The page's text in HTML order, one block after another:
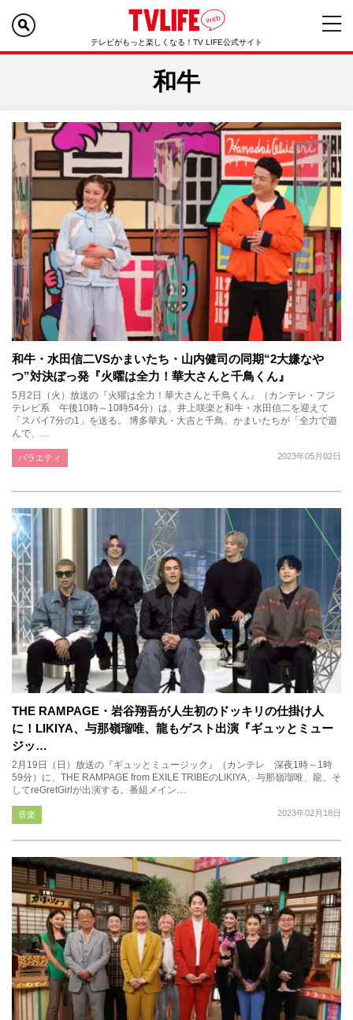
テレビがもっと楽しくなる！TV LIFE公式サイト
和牛
和牛・水田信二VSかまいたち・山内健司の同期“2大嫌なや
つ”対決ぼっ発『火曜は全力！華大さんと千鳥くん』
5月2日（火）放送の『火曜は全力！華大さんと千鳥くん』（カンテレ・フジ
テレビ系 午後10時～10時54分）は、井上咲楽と和牛・水田信二を迎えて
「スパイ7分の1」を送る。 博多華丸・大吉と千鳥、かまいたちが「全力で遊
んで、…
2023年05月02日
バラエティ
THE RAMPAGE・岩谷翔吾が人生初のドッキリの仕掛け人
に！LIKIYA、与那嶺瑠唯、龍もゲスト出演『ギュッとミュー
ジッ…
2月19日（日）放送の『ギュッとミュージック』（カンテレ 深夜1時～1時
59分）に、THE RAMPAGE from EXILE TRIBEのLIKIYA、与那嶺瑠唯、龍、そ
してreGretGirlが出演する。番組メイン…
2023年02月18日
音楽